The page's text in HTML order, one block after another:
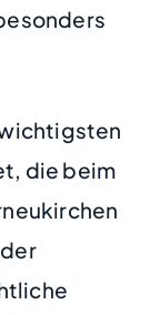
die beim